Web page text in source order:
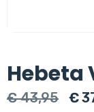
Hebeta
€43,95 €